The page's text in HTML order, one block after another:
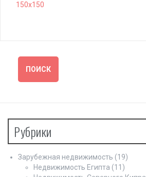
150x150
Рубрики
Зарубежная недвижимость (19)
Недвижимость Египта (11)